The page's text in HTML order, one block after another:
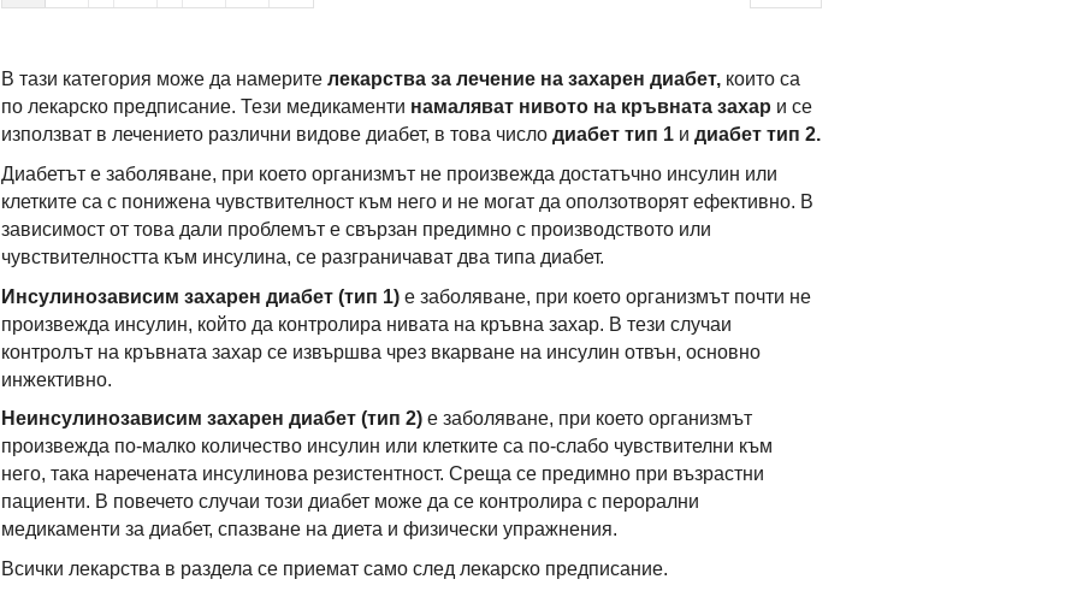
В тази категория може да намерите лекарства за лечение на захарен диабет, които са
по лекарско предписание. Тези медикаменти намаляват нивото на кръвната захар и се
използват в лечението различни видове диабет, в това число диабет тип 1 и диабет тип 2.
Диабетът е заболяване, при което организмът не произвежда достатъчно инсулин или
клетките са с понижена чувствителност към него и не могат да оползотворят ефективно. В
зависимост от това дали проблемът е свързан предимно с производството или
чувствителността към инсулина, се разграничават два типа диабет.
Инсулинозависим захарен диабет (тип 1) е заболяване, при което организмът почти не
произвежда инсулин, който да контролира нивата на кръвна захар. В тези случаи
контролът на кръвната захар се извършва чрез вкарване на инсулин отвън, основно
инжективно.
Неинсулинозависим захарен диабет (тип 2) е заболяване, при което организмът
произвежда по-малко количество инсулин или клетките са по-слабо чувствителни към
него, така наречената инсулинова резистентност. Среща се предимно при възрастни
пациенти. В повечето случаи този диабет може да се контролира с перорални
медикаменти за диабет, спазване на диета и физически упражнения.
Всички лекарства в раздела се приемат само след лекарско предписание.